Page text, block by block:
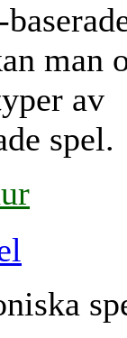
man
av
spel.